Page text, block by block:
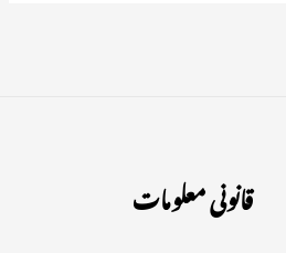
قانونی معلومات